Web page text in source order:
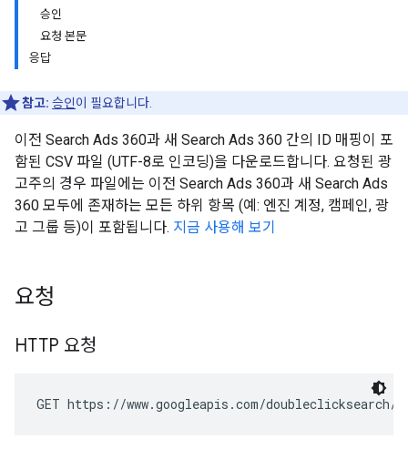
승인
요청 본문
응답
참고: 승인이 필요합니다.
이전 Search Ads 360과 새 Search Ads 360 간의 ID 매핑이 포
함된 CSV 파일 (UTF-8로 인코딩)을 다운로드합니다. 요청된 광
고주의 경우 파일에는 이전 Search Ads 360과 새 Search Ads
360 모두에 존재하는 모든 하위 항목 (예: 엔진 계정, 캠페인, 광
고 그룹 등)이 포함됩니다. 지금 사용해 보기
요청
HTTP 요청
GET https://www.googleapis.com/doubleclicksearch/